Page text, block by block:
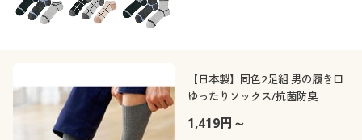
大きいサイズ 事務・制服
カタログ・チラシからのご注文
25.5 26 26.5
27 27.5 28.5
【日本製】同色2足組 男の履き口
ゆったりソックス/抗菌防臭
1,419円～